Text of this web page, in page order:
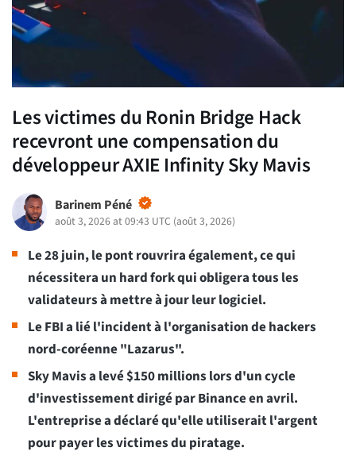
Les victimes du Ronin Bridge Hack
recevront une compensation du
développeur AXIE Infinity Sky Mavis
Barinem Péné
août 3, 2026 at 09:43 UTC (août 3, 2026)
Le 28 juin, le pont rouvrira également, ce qui
nécessitera un hard fork qui obligera tous les
validateurs à mettre à jour leur logiciel.
Le FBI a lié l'incident à l'organisation de hackers
nord-coréenne "Lazarus".
Sky Mavis a levé $150 millions lors d'un cycle
d'investissement dirigé par Binance en avril.
L'entreprise a déclaré qu'elle utiliserait l'argent
pour payer les victimes du piratage.